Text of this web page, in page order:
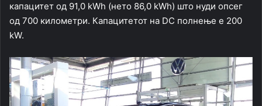
капацитет од 91,0 kWh (нето 86,0 kWh) што нуди опсег
од 700 километри. Капацитетот на DC полнење е 200
kW.